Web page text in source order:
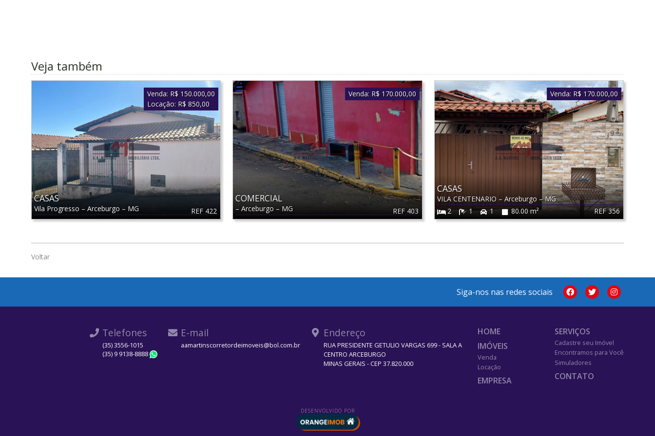
Veja também
REF 422
CASAS
Vila Progresso – Arceburgo – MG
Venda: R$ 150.000,00
Locação: R$ 850,00
REF 403
COMERCIAL
–Arceburgo – MG
Venda: R$ 170.000,00
REF 356
CASAS
VILA CENTENARIO – Arceburgo –MG
2
1 1 80.00 m²
Venda: R$ 170.000,00
Voltar
Siga-nos nas redes sociais
Telefones
(35) 3556-1015
(35) 9 9138-8888
E-mail
aamartinscorretordeimoveis@bol.com.br
Endereço
RUA PRESIDENTE GETULIO VARGAS 699 - SALA A
CENTRO ARCEBURGO
MINAS GERAIS - CEP 37.820.000
HOME
IMÓVEIS
Venda
Locação
EMPRESA
SERVIÇOS
Cadastre seu Imóvel
Encontramos para Você
Simuladores
CONTATO
DESENVOLVIDO POR